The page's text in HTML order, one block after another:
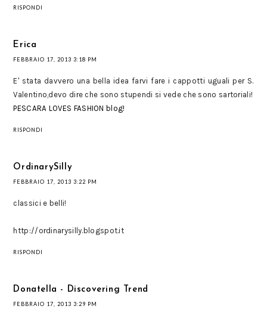
RISPONDI
Erica
FEBBRAIO 17, 2013 3:18 PM
E' stata davvero una bella idea farvi fare i cappotti uguali per S.
Valentino,devo dire che sono stupendi si vede che sono sartoriali!
PESCARA LOVES FASHION blog!
RISPONDI
OrdinarySilly
FEBBRAIO 17, 2013 3:22 PM
classici e belli!
http://ordinarysilly.blogspot.it
RISPONDI
Donatella - Discovering Trend
FEBBRAIO 17, 2013 3:29 PM